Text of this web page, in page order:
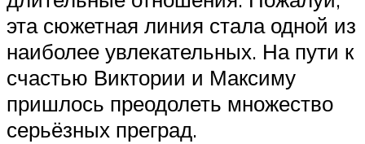
эта сюжетная линия стала одной из
наиболее увлекательных. На пути к
счастью Виктории и Максиму
пришлось преодолеть множество
серьёзных преград.